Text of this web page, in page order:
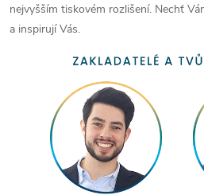
nejvyšším tiskovém rozlišení. Nechť
a inspirují Vás.